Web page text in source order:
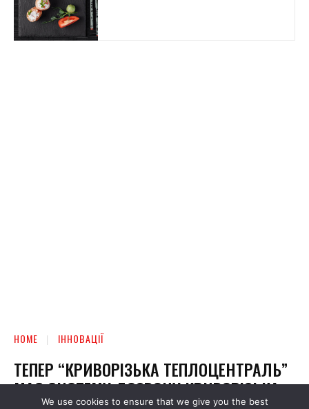
We use cookies to ensure that we give you the best